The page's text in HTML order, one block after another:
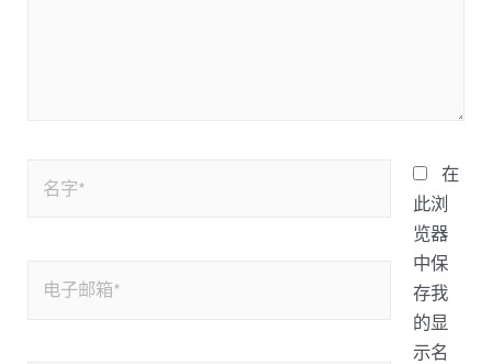
在
此浏
览器
中保
存我
的显
示名